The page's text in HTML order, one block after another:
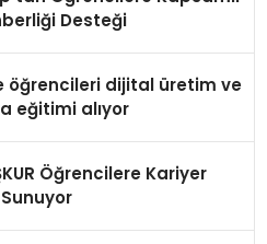
Desteği
öğrencileri dijital üretim ve
eğitimi alıyor
Öğrencilere Kariyer